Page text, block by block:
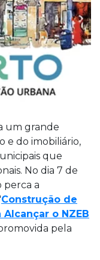
um grande
e do imobiliário,
que
No dia 7 de
perca a
Construção de
o NZEB
pela